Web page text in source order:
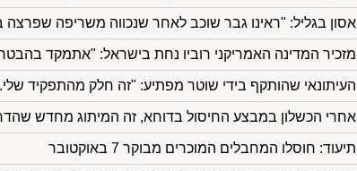
אסון בגליל: "ראינו גבר שוכב לאחר שנכווה משריפה שפרצה
מזכיר המדינה האמריקני רוביו נחת בישראל: "אתמקד
העיתונאי שהותקף בידי שוטר מפתיע: "זה חלק מהתפקיד
אחרי הכשלון במבצע החיסול בדוחא, זה המיתוג מחדש
תיעוד: חוסלו המחבלים המוכרים מבוקר 7 באוקטובר